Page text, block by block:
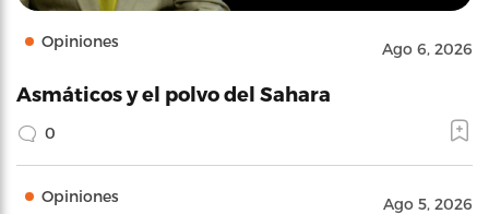
Opiniones Ago 6, 2026
Asmáticos y el polvo del Sahara
0
Opiniones Ago 5, 2026